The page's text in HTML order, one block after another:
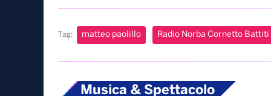
Tag: matteo paolillo Radio Norba Cornetto Battiti
Musica & Spettacolo